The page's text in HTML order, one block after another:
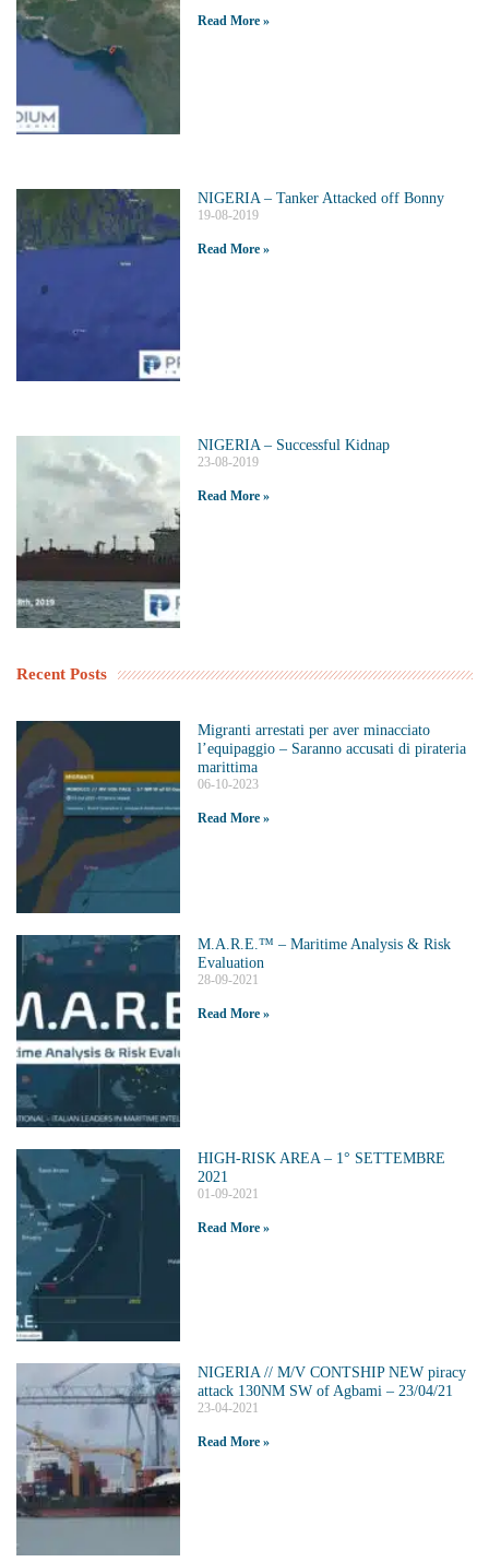
Read More »
NIGERIA – Tanker Attacked off Bonny
19-08-2019
Read More »
NIGERIA – Successful Kidnap
23-08-2019
Read More »
Recent Posts
Migranti arrestati per aver minacciato
l’equipaggio – Saranno accusati di pirateria
marittima
06-10-2023
Read More »
M.A.R.E.™️ – Maritime Analysis & Risk
Evaluation
28-09-2021
Read More »
HIGH-RISK AREA – 1° SETTEMBRE
2021
01-09-2021
Read More »
NIGERIA // M/V CONTSHIP NEW piracy
attack 130NM SW of Agbami – 23/04/21
23-04-2021
Read More »